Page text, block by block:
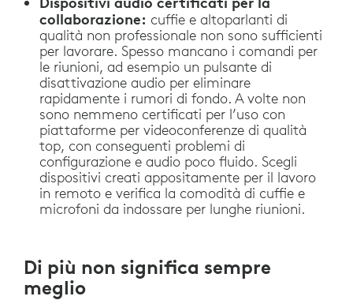
collaborazione: cuffie e altoparlanti di
qualità non professionale non sono sufficienti
per lavorare. Spesso mancano i comandi per
le riunioni, ad esempio un pulsante di
disattivazione audio per eliminare
rapidamente i rumori di fondo. A volte non
sono nemmeno certificati per l’uso con
piattaforme per videoconferenze di qualità
top, con conseguenti problemi di
configurazione e audio poco fluido. Scegli
dispositivi creati appositamente per il lavoro
in remoto e verifica la comodità di cuffie e
microfoni da indossare per lunghe riunioni.
Di più non significa sempre
meglio